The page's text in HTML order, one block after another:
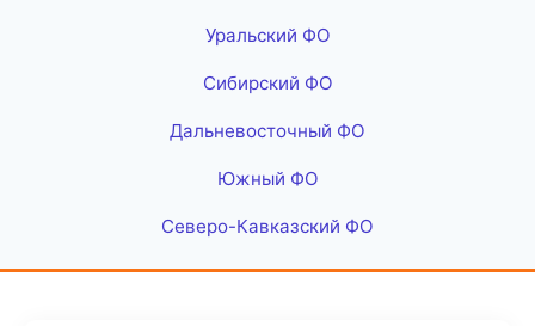
Уральский ФО
Сибирский ФО
Дальневосточный ФО
Южный ФО
Северо-Кавказский ФО